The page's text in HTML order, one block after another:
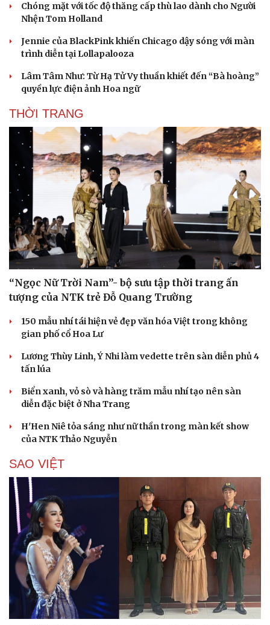
Tư vấn
check-in
Podcast
Cửa sổ tình yêu
Cải chính
Chóng mặt với tốc độ thăng cấp thù lao dành cho Người
Nhện Tom Holland
Jennie của BlackPink khiến Chicago dậy sóng với màn
trình diễn tại Lollapalooza
Lâm Tâm Như: Từ Hạ Tử Vy thuần khiết đến “Bà hoàng”
quyền lực điện ảnh Hoa ngữ
THỜI TRANG
“Ngọc Nữ Trời Nam”- bộ sưu tập thời trang ấn
tượng của NTK trẻ Đỗ Quang Trường
150 mẫu nhí tái hiện vẻ đẹp văn hóa Việt trong không
gian phố cổ Hoa Lư
Lương Thùy Linh, Ý Nhi làm vedette trên sàn diễn phủ 4
tấn lúa
Biển xanh, vỏ sò và hàng trăm mẫu nhí tạo nên sàn
diễn đặc biệt ở Nha Trang
H'Hen Niê tỏa sáng như nữ thần trong màn kết show
của NTK Thảo Nguyễn
SAO VIỆT